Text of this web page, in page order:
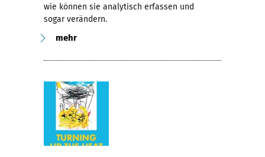
wie können sie analytisch erfassen und
sogar verändern.
mehr